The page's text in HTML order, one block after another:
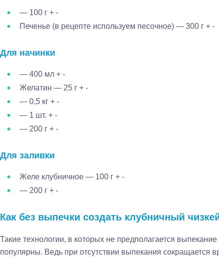
— 100 г + -
Печенье (в рецепте используем песочное) — 300 г + -
Для начинки
— 400 мл + -
Желатин — 25 г + -
— 0,5 кг + -
— 1 шт. + -
— 200 г + -
Для заливки
Желе клубничное — 100 г + -
— 200 г + -
Как без выпечки создать клубничный
Такие технологии, в которых не предполагается
популярны. Ведь при отсутствии выпекания сокращается